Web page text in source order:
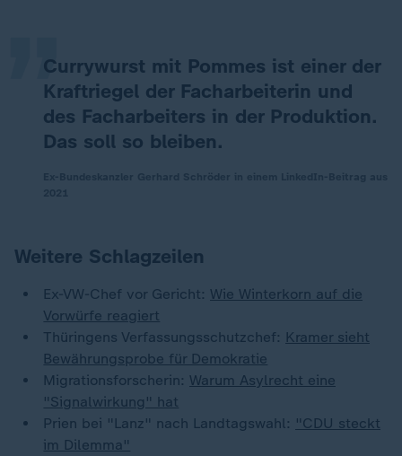
Currywurst mit Pommes ist einer der
Kraftriegel der Facharbeiterin und
des Facharbeiters in der Produktion.
Das soll so bleiben.
Weitere Schlagzeilen
Ex-VW-Chef vor Gericht: Wie Winterkorn auf die
Vorwürfe reagiert
Thüringens Verfassungsschutzchef: Kramer sieht
Bewährungsprobe für Demokratie
Migrationsforscherin: Warum Asylrecht eine
"Signalwirkung" hat
Prien bei "Lanz" nach Landtagswahl: "CDU steckt
im Dilemma"